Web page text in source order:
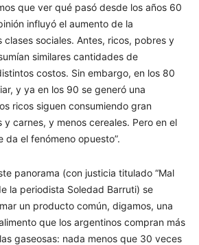
que ver qué pasó desde los años 60
influyó el aumento de la
sociales. Antes, ricos, pobres y
similares cantidades de
costos. Sin embargo, en los 80
y ya en los 90 se generó una
ricos siguen consumiendo gran
carnes, y menos cereales. Pero en el
da el fenómeno opuesto”.
panorama (con justicia titulado “Mal
la periodista Soledad Barruti) se
un producto común, digamos, una
que los argentinos compran más
gaseosas: nada menos que 30 veces